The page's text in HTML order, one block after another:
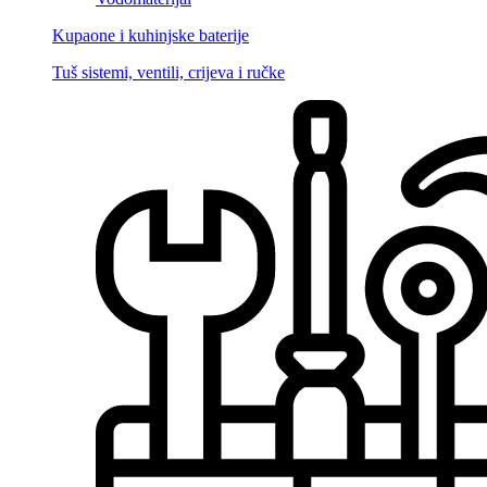
Kupaone i kuhinjske baterije
Tuš sistemi, ventili, crijeva i ručke